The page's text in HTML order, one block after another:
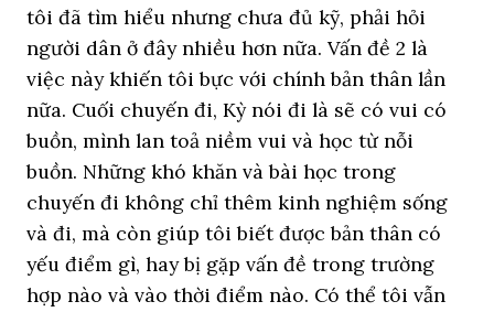
tôi đã tìm hiểu nhưng chưa đủ kỹ, phải hỏi
người dân ở đây nhiều hơn nữa. Vấn đề 2 là
việc này khiến tôi bực với chính bản thân lần
nữa. Cuối chuyến đi, Kỳ nói đi là sẽ có vui có
buồn, mình lan toả niềm vui và học từ nỗi
buồn. Những khó khăn và bài học trong
chuyến đi không chỉ thêm kinh nghiệm sống
và đi, mà còn giúp tôi biết được bản thân có
yếu điểm gì, hay bị gặp vấn đề trong trường
hợp nào và vào thời điểm nào. Có thể tôi vẫn